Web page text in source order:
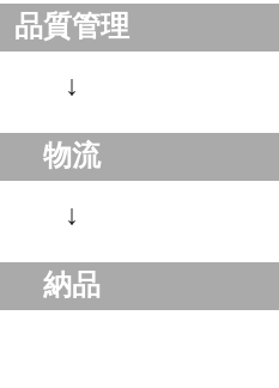
品質管理
↓
物流
↓
納品